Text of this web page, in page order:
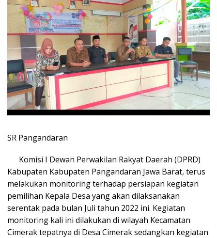
SR Pangandaran
Komisi I Dewan Perwakilan Rakyat Daerah (DPRD)
Kabupaten Kabupaten Pangandaran Jawa Barat, terus
melakukan monitoring terhadap persiapan kegiatan
pemilihan Kepala Desa yang akan dilaksanakan
serentak pada bulan Juli tahun 2022 ini. Kegiatan
monitoring kali ini dilakukan di wilayah Kecamatan
Cimerak tepatnya di Desa Cimerak sedangkan kegiatan